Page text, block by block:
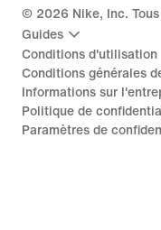
© 2026 Nike, Inc.
Guides
Conditions d'utilisation
Conditions générales
Informations sur
Politique de
Paramètres de